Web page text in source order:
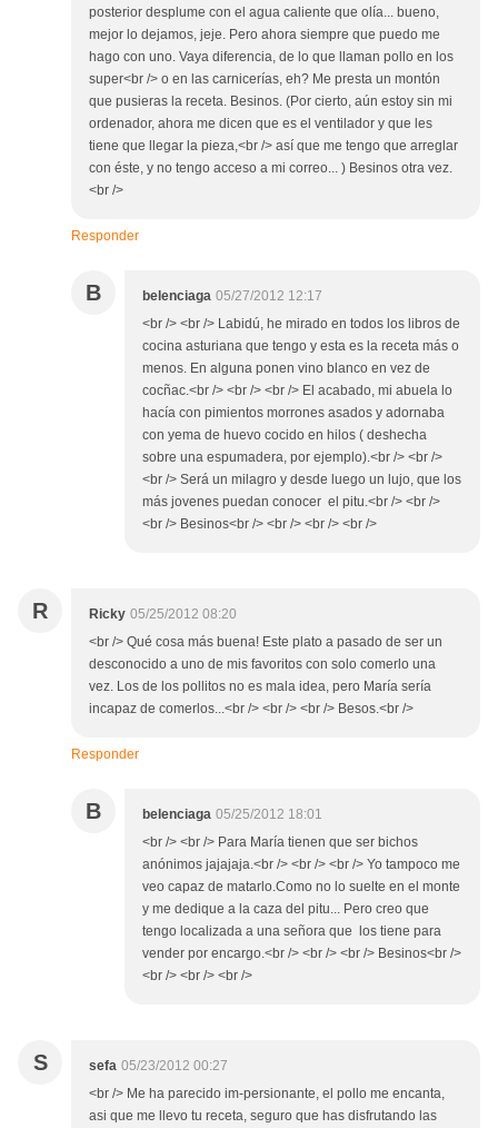
posterior desplume con el agua caliente que olía... bueno,
mejor lo dejamos, jeje. Pero ahora siempre que puedo me
hago con uno. Vaya diferencia, de lo que llaman pollo en los
super<br /> o en las carnicerías, eh? Me presta un montón
que pusieras la receta. Besinos. (Por cierto, aún estoy sin mi
ordenador, ahora me dicen que es el ventilador y que les
tiene que llegar la pieza,<br /> así que me tengo que arreglar
con éste, y no tengo acceso a mi correo... ) Besinos otra vez.
<br />
Responder
B belenciaga 05/27/2012 12:17
<br /> <br /> Labidú, he mirado en todos los libros de
cocina asturiana que tengo y esta es la receta más o
menos. En alguna ponen vino blanco en vez de
cocñac.<br /> <br /> <br /> El acabado, mi abuela lo
hacía con pimientos morrones asados y adornaba
con yema de huevo cocido en hilos ( deshecha
sobre una espumadera, por ejemplo).<br /> <br />
<br /> Será un milagro y desde luego un lujo, que los
más jovenes puedan conocer el pitu.<br /> <br />
<br /> Besinos<br /> <br /> <br /> <br />
R Ricky 05/25/2012 08:20
<br /> Qué cosa más buena! Este plato a pasado de ser un
desconocido a uno de mis favoritos con solo comerlo una
vez. Los de los pollitos no es mala idea, pero María sería
incapaz de comerlos...<br /> <br /> <br /> Besos.<br />
Responder
B belenciaga 05/25/2012 18:01
<br /> <br /> Para María tienen que ser bichos
anónimos jajajaja.<br /> <br /> <br /> Yo tampoco me
veo capaz de matarlo.Como no lo suelte en el monte
y me dedique a la caza del pitu... Pero creo que
tengo localizada a una señora que los tiene para
vender por encargo.<br /> <br /> <br /> Besinos<br />
<br /> <br /> <br />
S sefa 05/23/2012 00:27
<br /> Me ha parecido im-persionante, el pollo me encanta,
asi que me llevo tu receta, seguro que has disfrutando las